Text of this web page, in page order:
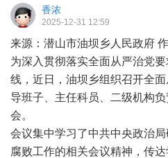
香浓
2025-12-31 12:59
来源：潜山市油坝乡人民政府
为深入贯彻落实全面从严治党
线，近日，油坝乡组织召开全
导班子、主任科员、二级机构
会。
会议集中学习了中共中央政治
腐败工作的相关会议精神，传